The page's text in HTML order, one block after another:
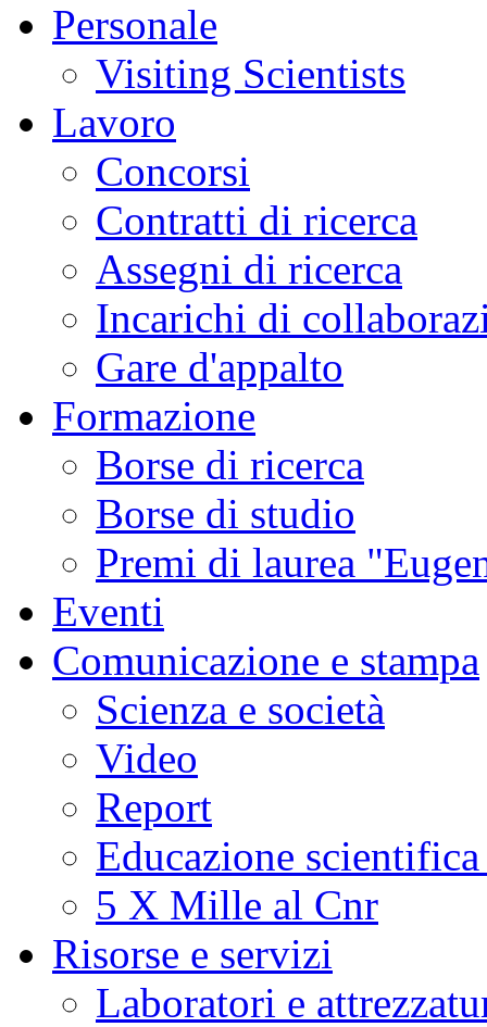
Personale
Visiting Scientists
Lavoro
Concorsi
Contratti di ricerca
Assegni di ricerca
Incarichi di
Gare d'appalto
Formazione
Borse di ricerca
Borse di studio
Premi di laurea
Eventi
Comunicazione e stampa
Scienza e società
Video
Report
Educazione
5 X Mille al Cnr
Risorse e servizi
Laboratori e